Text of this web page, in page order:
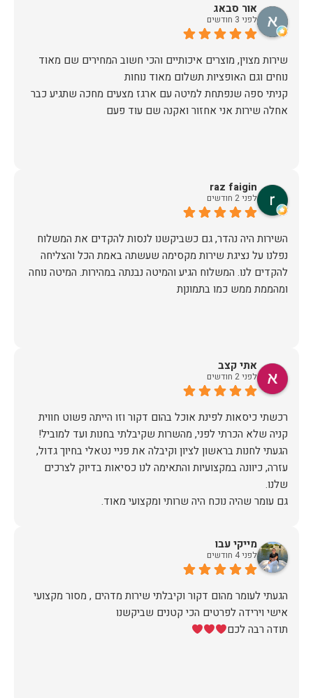
אור סבאג
לפני 3 חודשים
שירות מצוין, מוצרים איכותיים והכי חשוב המחירים שם מאוד
קניתי ספה שנפתחת למיטה עם ארגז מצעים מחכה שתגיע כבר
אחלה שירות אני אחזור ואקנה שם עוד פעם
raz faigin
לפני 2 חודשים
השירות היה נהדר, גם כשביקשנו לנסות להקדים את המשלוח
נפלנו על נציגת שירות מקסימה שעשתה באמת הכל והצליחה
להקדים לנו. המשלוח הגיע והמיטה נבנתה במהירות. המיטה נוחה
ומהממת ממש כמו בתמונןת
אתי קצב
לפני 2 חודשים
רכשתי כיסאות לפינת אוכל בהום דקור וזו הייתה פשוט חווית
הגעתי לחנות בראשון לציון וקיבלה את פניי נטאלי בחיוך גדול,
עזרה, כיוונה במקצועיות והתאימה לנו כסיאות בדיוק לצרכים
ערב לפני ההגעה של המוביל (יובל) הוא התקשר לוודא כתובת
תודה לכם הום דקור, אתם דוגמא ומופת לאיך חנויות צריכות
מייקי עבו
לפני 4 חודשים
הגעתי לעומר מהום דקור וקיבלתי שירות מדהים , מסור מקצועי
תודה רבה לכם